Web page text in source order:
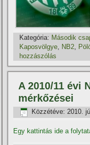
Kategória: Második
Kaposvölgye, NB2,
hozzászólás
A 2010/11 évi
mérkőzései
Közzétéve: 2010.
Egy kattintás ide a